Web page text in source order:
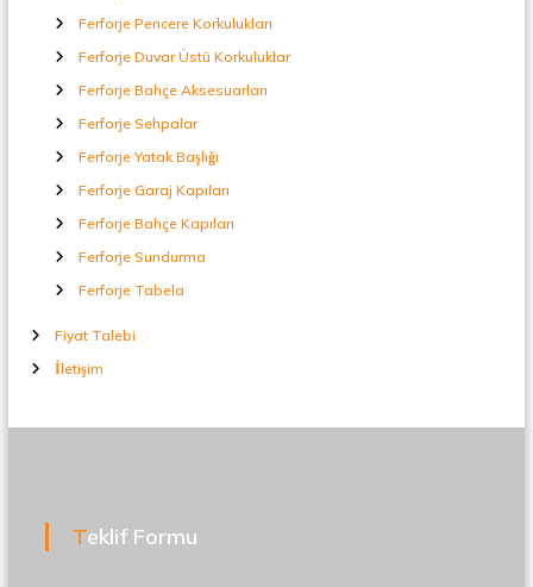
Ferforje Pencere Korkulukları
Ferforje Duvar Üstü Korkuluklar
Ferforje Bahçe Aksesuarları
Ferforje Sehpalar
Ferforje Yatak Başlığı
Ferforje Garaj Kapıları
Ferforje Bahçe Kapıları
Ferforje Sundurma
Ferforje Tabela
Fiyat Talebi
İletişim
Teklif Formu